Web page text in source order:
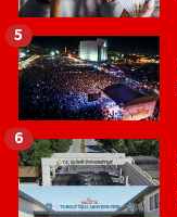
5
6